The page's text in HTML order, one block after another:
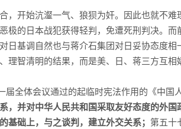
，开始沆瀣一气、狼狈为奸。因此也就不难
极的日本战犯获得轻判，免遭死刑判决。而
基调自然也与蒋介石集团对日妥协态度相
理智清明的结果，而是美、日、蒋三方互相
全体会议通过的起临时宪法作用的《中国
，并对中华人民共和国采取友好态度的外国
础上，与之谈判，建立外交关系； 第五十